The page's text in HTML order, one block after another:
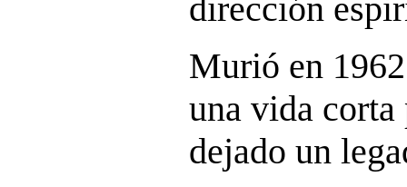
dirección
Murió en
una vida corta
dejado un